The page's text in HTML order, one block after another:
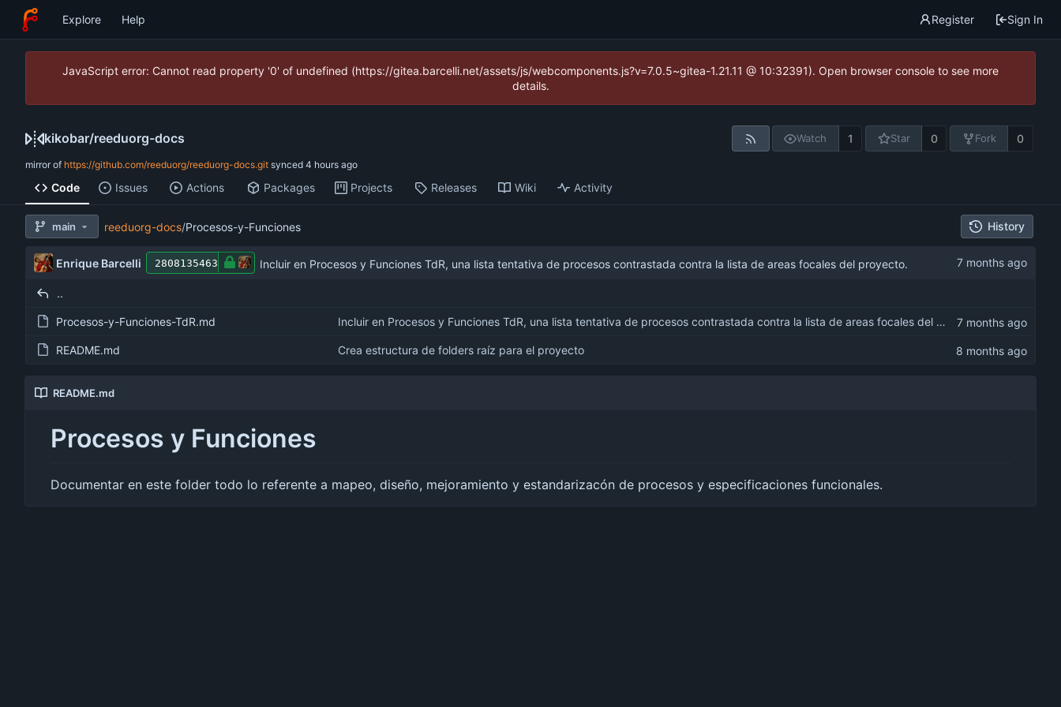
Explore Help Register Sign In
JavaScript error: Cannot read property '0' of undefined (https://gitea.barcelli.net/assets/js/webcomponents.js?v=7.0.5~gitea-1.21.11 @ 10:32391). Open browser console to see more
details.
kikobar/reeduorg-docs Watch 1 Star 0 Fork 0
mirror of https://github.com/reeduorg/reeduorg-docs.git synced
Code Issues Actions Packages Projects Releases Wiki Activity
main reeduorg-docs/Procesos-y-Funciones History
Enrique Barcelli 2808135463 Incluir en Procesos y Funciones TdR, una lista tentativa de procesos contrastada contra la lista de areas focales del proyecto.
..
Procesos-y-Funciones-TdR.md Incluir en Procesos y Funciones TdR, una lista tentativa de procesos contrastada contra la lista de areas focales del proyecto.
README.md Crea estructura de folders raíz para el proyecto
README.md
Procesos y Funciones
Documentar en este folder todo lo referente a mapeo, diseño, mejoramiento y estandarizacón de procesos y especificaciones funcionales.